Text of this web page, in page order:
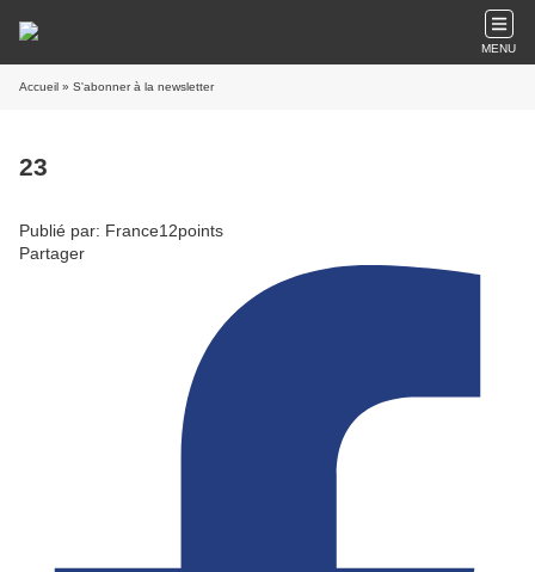
MENU
Accueil » S'abonner à la newsletter
23
Publié par: France12points
Partager